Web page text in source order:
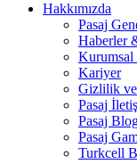
Hakkımızda
Pasaj
Haberler
Kariyer
Gizlilik
Pasaj
Pasaj
Pasaj
Turkcell